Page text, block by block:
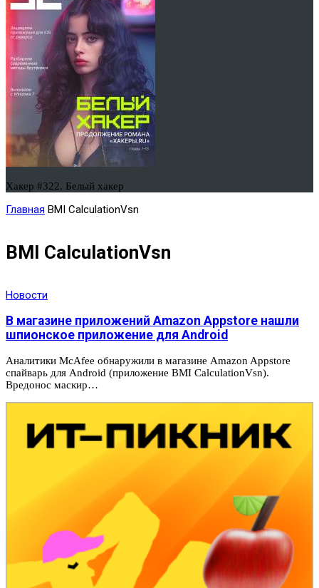
Хакер #322. Белый хакер
Главная BMI CalculationVsn
BMI CalculationVsn
Новости
В магазине приложений Amazon Appstore нашли
шпионское приложение для Android
Аналитики McAfee обнаружили в магазине Amazon Appstore
спайварь для Android (приложение BMI CalculationVsn).
Вредонос маскир…